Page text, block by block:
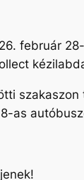
február
as